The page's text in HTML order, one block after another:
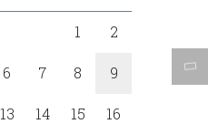
1 2
6 7 8 9
13 14 15 16